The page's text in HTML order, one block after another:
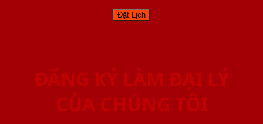
ĐĂNG KÝ LÀM ĐẠI LÝ
CỦA CHÚNG TÔI